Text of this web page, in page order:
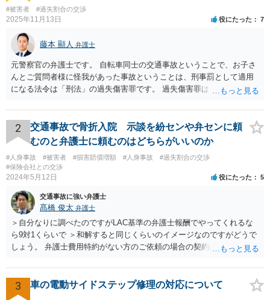
#被害者 #過失割合の交渉
2025年11月13日 役にたった 7
藤本 顯人 弁護士
元警察官の弁護士です。 自転車同士の交通事故ということで、お子さ
んとご質問者様に怪我があった事故ということは、刑事罰として適用
になる法令は「刑法」の過失傷害罪です。 過失傷害罪は、親告罪と言
とは異なるものです。 今回の事故で、ご質問者様は、相手方を処罰し
たいということで、ご自身の怪我とお子さんの怪我について、過失傷
害として、告訴状を警察に出したものと思います。それであれば、相
手方については処罰されます。 他方で、怪我のない相手方は、自らの
怪我についての告訴については、相手方がご質問者様に対してするこ
とはできません。また、お子さんやご質問者様の怪我についての告訴
害者の法定代理人（お子さんの親権者）だからです。 そうすると、ご
質問者様の事件（お子さんに対する過失傷害罪）も検察に送致される
というのはちょっと疑問が湧くところです。 というのも、お子さんや
ご質問者様あるいは他の親権者様が、ご質問者様を処罰するためにわ
ざわざ告訴状を出すのか？という疑問があるためです。 どういう理由
の交通違反で送致ということ（例えば信号無視など）が想定されます
が、そういった事情もないようなので、やはり確認した方が良いと思
います。
2
交通事故で骨折入院 示談を紛センや弁センに頼
むのと弁護士に頼むのはどちらがいいのか
#人身事故 #被害者 #損害賠償増額 #人身事故
#過失割合の交渉
#保険会社との交渉
2024年5月12日 役にたった 5
交通事故に強い弁護士
髙橋 俊太 弁護士
＞自分なりに調べたのですがLAC基準の弁護士報酬でやってくれるな
ら9対1くらいで ＞和解すると同じくらいのイメージなのですがどうで
しょう。 弁護士費用特約がない方のご依頼の場合の契約内容などは各
ンで最初から10対0を主張したり期待するのは難しいのでしょうか。
＞1か2は譲らないとセンターとしても無理とかやりたくないとかある
のでしょうか。 私見では、そのようなことはないように思います。紛
3 車の電動サイドステップ修理の対応について